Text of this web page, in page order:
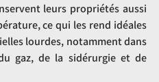
leurs propriétés aussi
ce qui les rend idéales
lourdes, notamment dans
gaz, de la sidérurgie et de